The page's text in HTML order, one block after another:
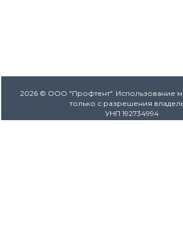
2026 © ООО "Профтент". Использование
только с разрешения
УНП 192734994